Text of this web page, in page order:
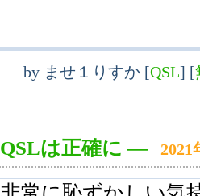
by ませ１りすか [QSL] [
QSLは正確に ― 2021